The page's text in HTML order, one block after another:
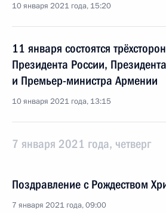
10 января 2021 года, 15:20
11 января состоятся
Президента России,
и Премьер-министра Армении
10 января 2021 года, 13:15
7 января 2021 года, четверг
Поздравление с Рождеством
7 января 2021 года, 09:00